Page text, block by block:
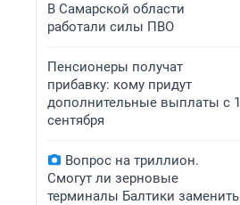
В Самарской области
работали силы ПВО
Пенсионеры получат
прибавку: кому придут
дополнительные выплаты с 1
сентября
Вопрос на триллион.
Смогут ли зерновые
терминалы Балтики заменить